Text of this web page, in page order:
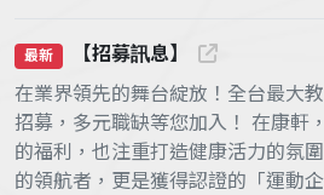
最新
【招募訊息】
在業界領先的舞台綻放！全台最大
招募，多元職缺等您加入！ 在康軒
的福利，也注重打造健康活力的氛
的領航者，更是獲得認證的「運動